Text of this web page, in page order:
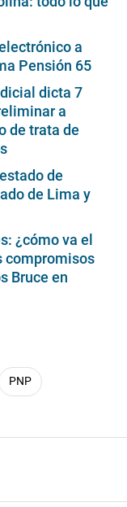
a
Pensión 65
dicta 7
a
de trata de
de
de Lima y
¿cómo va el
compromisos
Bruce en
PNP